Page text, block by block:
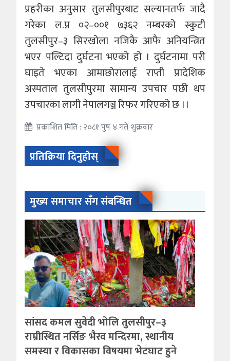
प्रहरीका अनुसार तुलसीपुरबाट सल्यानतर्फ जादै
गरेका ल.प्र ०२–००१ ७३६२ नम्बरको स्कुटी
तुलसीपुर–३ सिरखोला नजिकै आफै अनियन्त्रित
भएर पल्टिदा दुर्घटना भएको हो । दुर्घटनामा परी
घाइते भएका आमाछोरालाई राप्ती प्रादेशिक
अस्पताल तुलसीपुरमा सामान्य उपचार पछी थप
उपचारका लागी नेपालगञ्ज रिफर गरिएको छ ।।
प्रकाशित मिति : २०८१ पुष ४ गते शुक्रवार
प्रतिक्रिया दिनुहोस्
मुख्य समाचार सँग संबन्धित
सांसद कमल सुवेदी भोलि तुलसीपुर–३
राम्रीस्थित नर्सिङ भैरव मन्दिरमा, स्थानीय
समस्या र विकासका विषयमा भेटघाट हुने